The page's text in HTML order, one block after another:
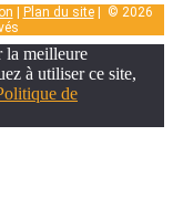
Plan du site| © 2026
la meilleure
à utiliser ce site,
de